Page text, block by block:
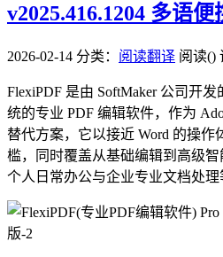
v2025.416.1204 多语便
2026-02-14 分类： 阅读翻译 阅读()
FlexiPDF 是由 SoftMaker 公司开
统的专业 PDF 编辑软件，作为
替代方案，它以接近 Word 的操作
槛，同时覆盖从基础编辑到高级
个人日常办公与企业专业文档处理